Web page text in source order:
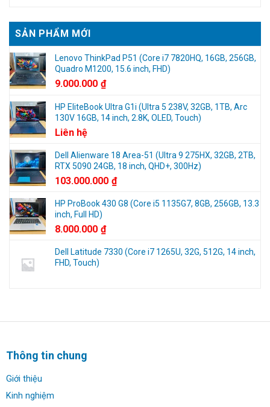
7390
9310
đáng
mua
in
1
cảm
đáng
mua
SẢN PHẨM MỚI
Lenovo ThinkPad P51 (Core i7 7820HQ, 16GB, 256GB,
Quadro M1200, 15.6 inch, FHD)
9.000.000 ₫
HP EliteBook Ultra G1i (Ultra 5 238V, 32GB, 1TB, Arc
130V 16GB, 14 inch, 2.8K, OLED, Touch)
Liên hệ
Dell Alienware 18 Area-51 (Ultra 9 275HX, 32GB, 2TB,
RTX 5090 24GB, 18 inch, QHD+, 300Hz)
103.000.000 ₫
HP ProBook 430 G8 (Core i5 1135G7, 8GB, 256GB, 13.3
inch, Full HD)
8.000.000 ₫
Dell Latitude 7330 (Core i7 1265U, 32G, 512G, 14 inch,
FHD, Touch)
Thông tin chung
Giới thiệu
Kinh nghiệm